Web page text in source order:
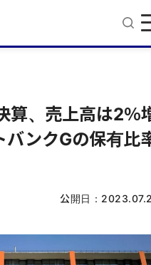
算、売上高は2％
ンクGの保有比
公開日：